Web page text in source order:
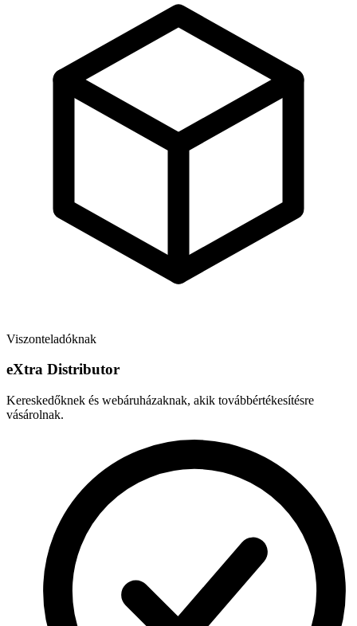
Viszonteladóknak
eXtra Distributor
Kereskedőknek és webáruházaknak, akik továbbértékesítésre
vásárolnak.